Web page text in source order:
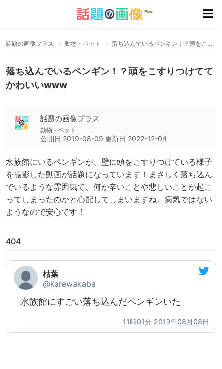
話題の画像プラス 動物・ペット 落ち込んでいるペンギン！？頭をこすりつけててかわいいwww
落ち込んでいるペンギン！？頭をこすりつけてて
かわいいwww
話題の画像プラス
動物・ペット
公開日 2019-08-09 更新日 2022-12-04
水族館にいるペンギンが、壁に頭をこすりつけている様子
を撮影した動画が話題になっています！まさしく落ち込ん
でいるような雰囲気で、何か辛いことや悲しいことが起こ
ってしまったのかと心配してしまいますね。病気ではない
ようなので安心です！
404
枯葉
@karewakaba
水族館にすごい落ち込んだペンギンいた
11時01分 2019年08月08日